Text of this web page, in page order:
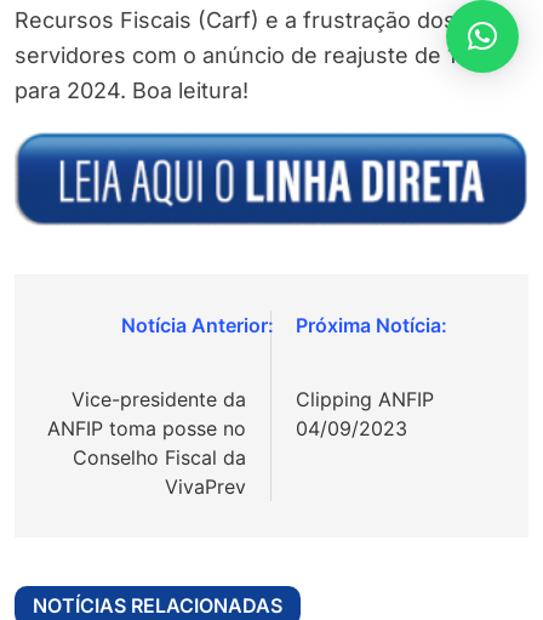
Recursos Fiscais (Carf) e a frustração dos
servidores com o anúncio de reajuste de 1%
para 2024. Boa leitura!
Navegação
Post
Vice-presidente da
ANFIP toma posse no
Conselho Fiscal da
VivaPrev
Clipping ANFIP
04/09/2023
NOTÍCIAS RELACIONADAS